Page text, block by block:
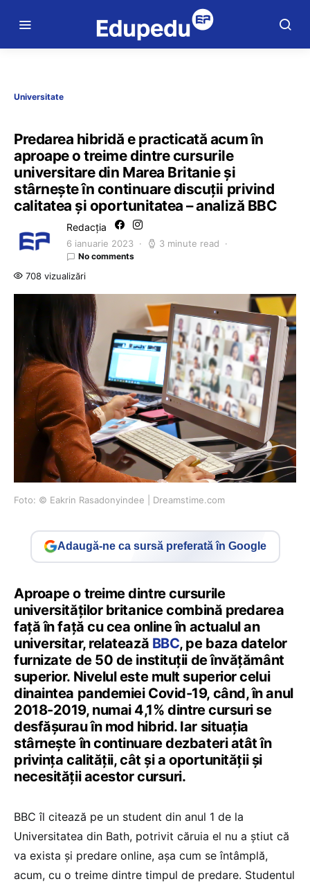
Universitate
Predarea hibridă e practicată acum în
aproape o treime dintre cursurile
universitare din Marea Britanie și
stârnește în continuare discuții privind
calitatea și oportunitatea – analiză BBC
Redacția
6 ianuarie 2023 3 minute read
No comments
708 vizualizări
Foto: © Eakrin Rasadonyindee | Dreamstime.com
Adaugă-ne ca sursă preferată în Google
Aproape o treime dintre cursurile
universităților britanice combină predarea
față în față cu cea online în actualul an
universitar, relatează BBC, pe baza datelor
furnizate de 50 de instituții de învățământ
superior. Nivelul este mult superior celui
dinaintea pandemiei Covid-19, când, în anul
2018-2019, numai 4,1% dintre cursuri se
desfășurau în mod hibrid. Iar situația
stârnește în continuare dezbateri atât în
privința calității, cât și a oportunității și
necesității acestor cursuri.
BBC îl citează pe un student din anul 1 de la
Universitatea din Bath, potrivit căruia el nu a știut că
va exista și predare online, așa cum se întâmplă,
acum, cu o treime dintre timpul de predare. Studentul